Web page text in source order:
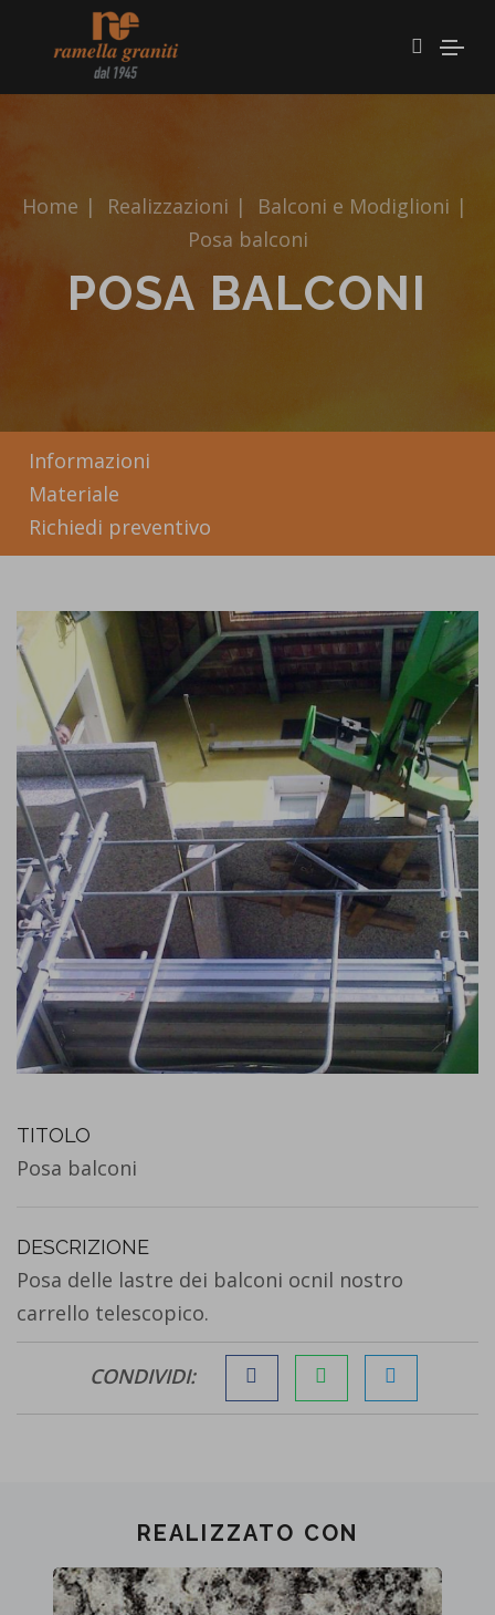
Home | Realizzazioni | Balconi e Modiglioni |
Posa balconi
POSA BALCONI
Informazioni
Materiale
Richiedi preventivo
TITOLO
Posa balconi
DESCRIZIONE
Posa delle lastre dei balconi ocnil nostro
carrello telescopico.
CONDIVIDI:
REALIZZATO CON